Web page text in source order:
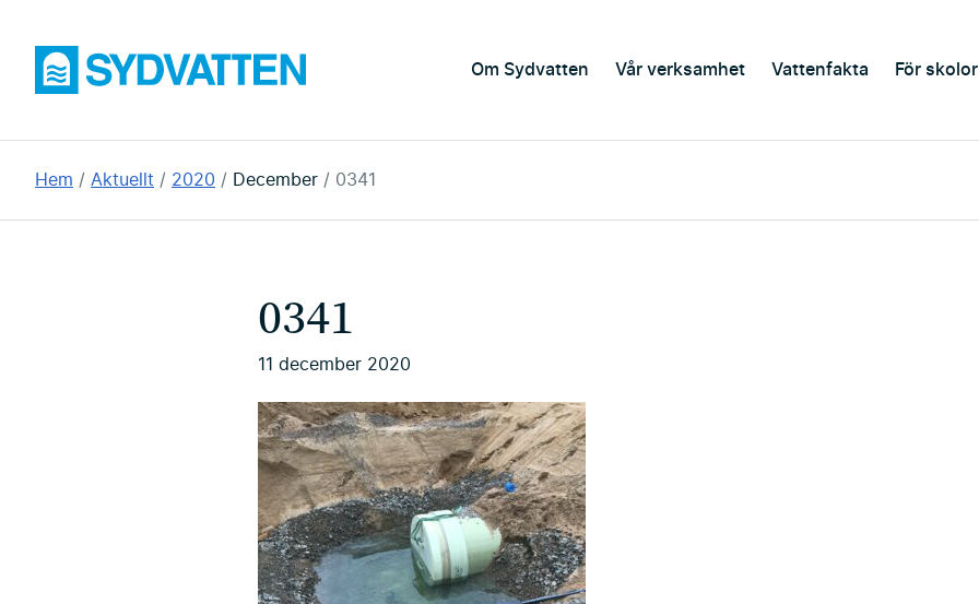
huvudinnehållet
Sydvatten Om Sydvatten Vår verksamhet Vattenfakta För skolor
Du
Hem Aktuellt 2020 December 0341
0341
11 december 2020